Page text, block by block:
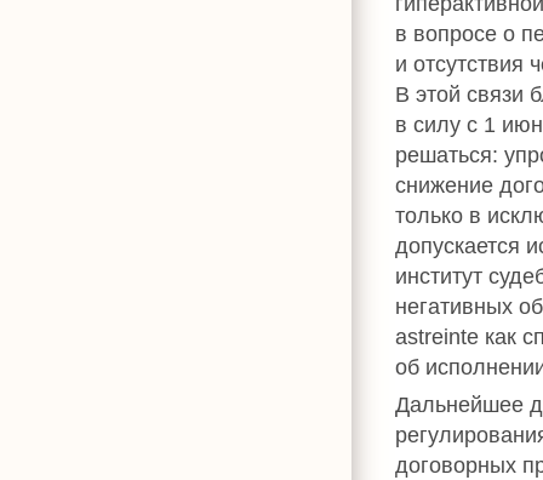
в вопросе о
и отсутствия
В этой
в силу с 1
решаться:
снижение
только в
допускается
институт
негативных
astreinte как
об
Дальнейшее
договорных